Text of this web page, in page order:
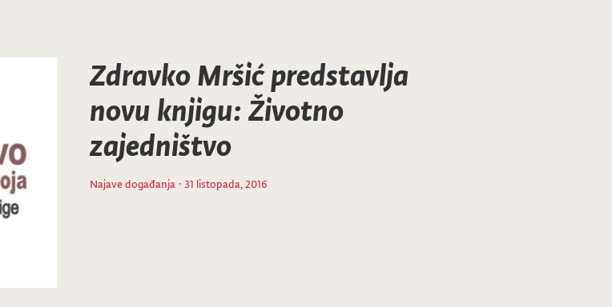
Zdravko Mršić predstavlja
novu knjigu: Životno
zajedništvo
Najave događanja · 31 listopada, 2016